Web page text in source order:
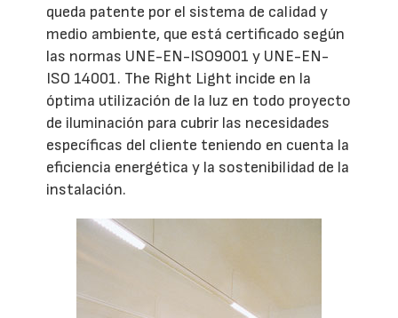
queda patente por el sistema de calidad y
medio ambiente, que está certificado según
las normas UNE-EN-ISO9001 y UNE-EN-
ISO 14001. The Right Light incide en la
óptima utilización de la luz en todo proyecto
de iluminación para cubrir las necesidades
específicas del cliente teniendo en cuenta la
eficiencia energética y la sostenibilidad de la
instalación.